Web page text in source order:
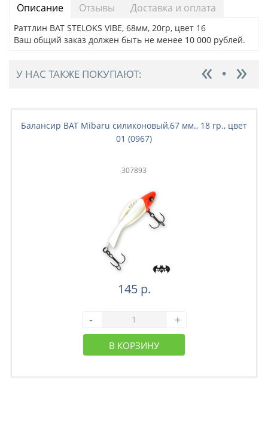
Описание Отзывы Доставка и оплата
Раттлин BAT STELOKS VIBE, 68мм, 20гр, цвет 16
Ваш общий заказ должен быть не менее 10 000 рублей.
У НАС ТАКЖЕ ПОКУПАЮТ:
Балансир BAT Mibaru силиконовый,67 мм., 18 гр., цвет
01 (0967)
307893
145 р.
- +
В КОРЗИНУ